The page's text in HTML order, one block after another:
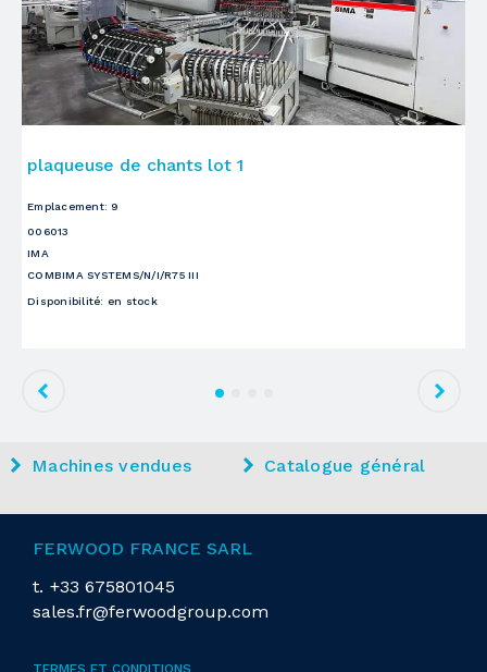
plaqueuse de chants lot 1
Emplacement: 9
006013
IMA
COMBIMA SYSTEMS/N/I/R75 III
Disponibilité: en stock
Machines vendues Catalogue général
FERWOOD FRANCE SARL
t. +33 675801045
sales.fr@ferwoodgroup.com
TERMES ET CONDITIONS